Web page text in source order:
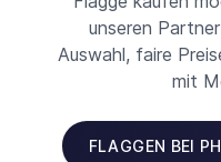
unseren
Auswahl, faire
mit
FLAGGEN BEI